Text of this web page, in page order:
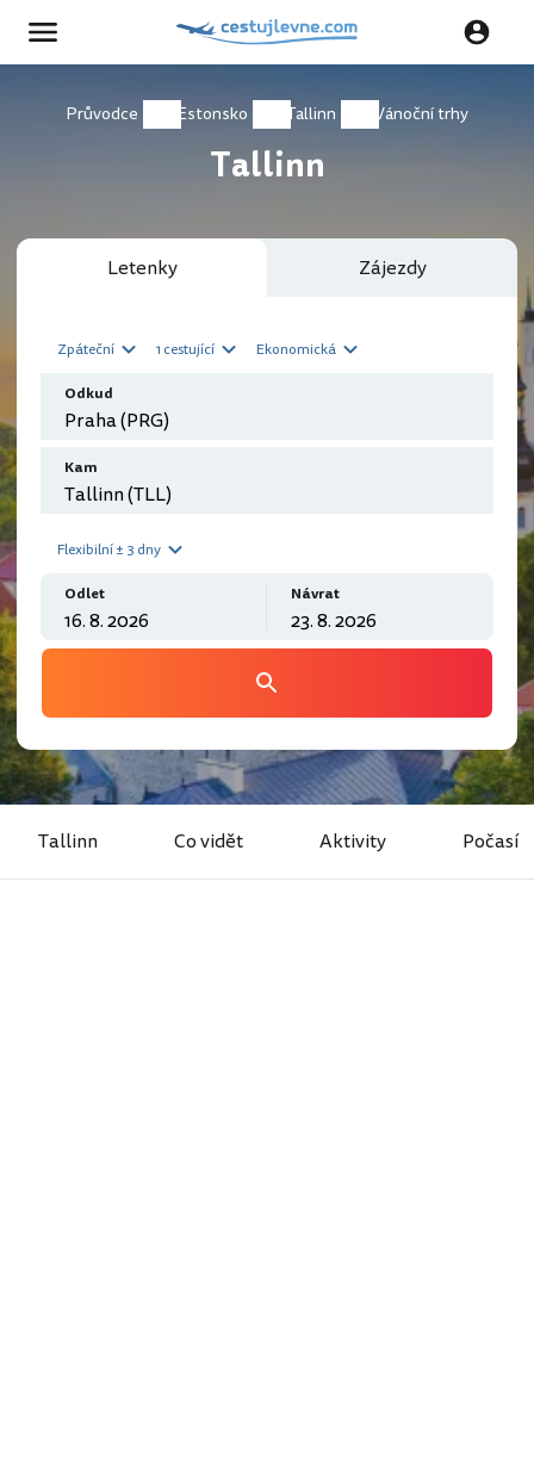
Průvodce Estonsko Tallinn Vánoční trhy
Tallinn
Letenky Zájezdy
Zpáteční 1 cestující Ekonomická
Odkud
Kam
Flexibilní ± 3 dny
Odlet Návrat
Tallinn Co vidět Aktivity Počasí